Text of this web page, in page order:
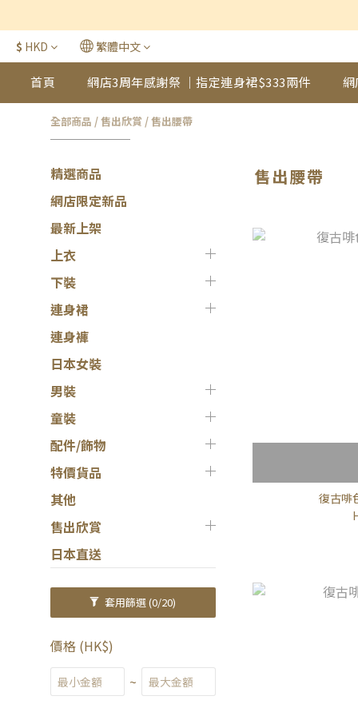
$ HKD 繁體中文
首頁 網店3周年感謝祭 ｜指定連身裙$333兩件
全部商品 /售出欣賞 /售出腰帶
精選商品
網店限定新品
最新上架
上衣
下裝
連身裙
連身褲
日本女裝
男裝
童裝
配件/飾物
特價貨品
其他
售出欣賞
日本直送
套用篩選(0/20)
價格 (HK$)
~
售出腰帶
復古啡